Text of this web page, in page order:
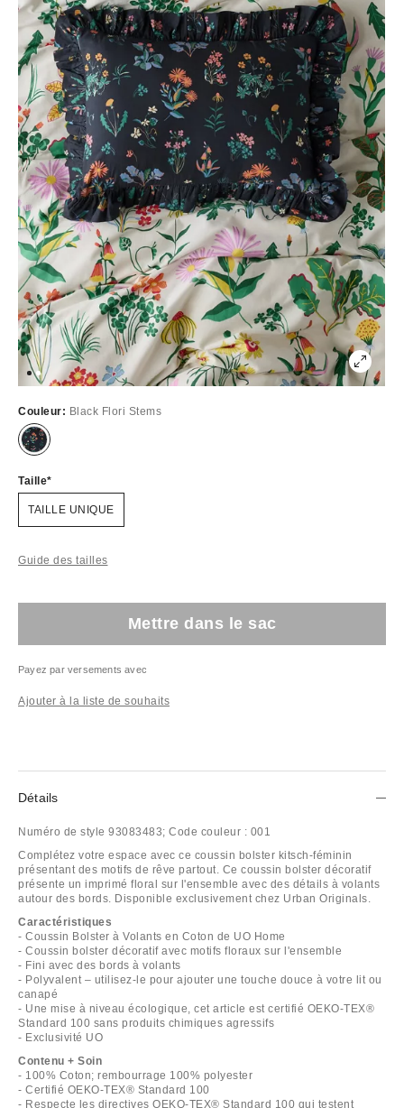
Couleur: Black Flori Stems
Taille
TAILLE UNIQUE
Guide des tailles
Mettre dans le sac
Payez par versements avec
Ajouter à la liste de souhaits
Détails
Numéro de style 93083483; Code couleur : 001
Complétez votre espace avec ce coussin bolster kitsch-féminin
présentant des motifs de rêve partout. Ce coussin bolster décoratif
présente un imprimé floral sur l'ensemble avec des détails à volants
autour des bords. Disponible exclusivement chez Urban Originals.
Caractéristiques
- Coussin Bolster à Volants en Coton de UO Home
- Coussin bolster décoratif avec motifs floraux sur l'ensemble
- Fini avec des bords à volants
- Polyvalent – utilisez-le pour ajouter une touche douce à votre lit ou
canapé
- Une mise à niveau écologique, cet article est certifié OEKO-TEX®
Standard 100 sans produits chimiques agressifs
- Exclusivité UO
Contenu + Soin
- 100% Coton; rembourrage 100% polyester
- Certifié OEKO-TEX® Standard 100
- Respecte les directives OEKO-TEX® Standard 100 qui testent